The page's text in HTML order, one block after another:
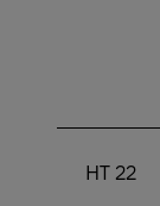
HT 22